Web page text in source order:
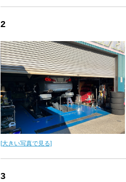
2
[大きい写真で見る]
3